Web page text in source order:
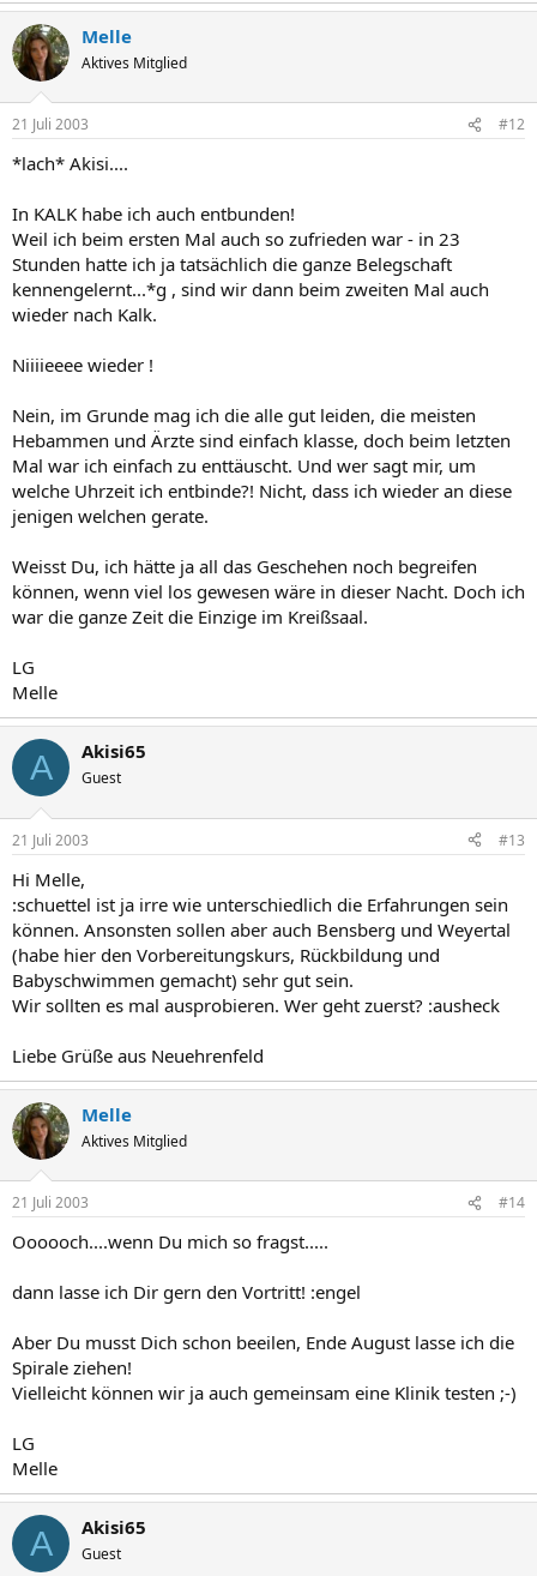
Melle
Aktives Mitglied
21 Juli 2003 #12
*lach* Akisi....
In KALK habe ich auch entbunden!
Weil ich beim ersten Mal auch so zufrieden war - in 23
Stunden hatte ich ja tatsächlich die ganze Belegschaft
kennengelernt...*g , sind wir dann beim zweiten Mal auch
wieder nach Kalk.
Niiiieeee wieder !
Nein, im Grunde mag ich die alle gut leiden, die meisten
Hebammen und Ärzte sind einfach klasse, doch beim letzten
Mal war ich einfach zu enttäuscht. Und wer sagt mir, um
welche Uhrzeit ich entbinde?! Nicht, dass ich wieder an diese
jenigen welchen gerate.
Weisst Du, ich hätte ja all das Geschehen noch begreifen
können, wenn viel los gewesen wäre in dieser Nacht. Doch ich
war die ganze Zeit die Einzige im Kreißsaal.
LG
Melle
A Akisi65
Guest
21 Juli 2003 #13
Hi Melle,
:schuettel ist ja irre wie unterschiedlich die Erfahrungen sein
können. Ansonsten sollen aber auch Bensberg und Weyertal
(habe hier den Vorbereitungskurs, Rückbildung und
Babyschwimmen gemacht) sehr gut sein.
Wir sollten es mal ausprobieren. Wer geht zuerst? :ausheck
Liebe Grüße aus Neuehrenfeld
Melle
Aktives Mitglied
21 Juli 2003 #14
Oooooch....wenn Du mich so fragst.....
dann lasse ich Dir gern den Vortritt! :engel
Aber Du musst Dich schon beeilen, Ende August lasse ich die
Spirale ziehen!
Vielleicht können wir ja auch gemeinsam eine Klinik testen ;-)
LG
Melle
A Akisi65
Guest